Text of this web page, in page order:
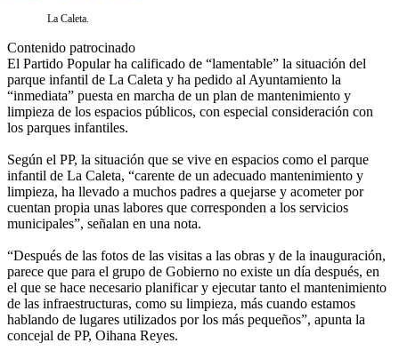
La Caleta.
Contenido patrocinado
El Partido Popular ha calificado de “lamentable” la situación del
parque infantil de La Caleta y ha pedido al Ayuntamiento la
“inmediata” puesta en marcha de un plan de mantenimiento y
limpieza de los espacios públicos, con especial consideración con
los parques infantiles.
Según el PP, la situación que se vive en espacios como el parque
infantil de La Caleta, “carente de un adecuado mantenimiento y
limpieza, ha llevado a muchos padres a quejarse y acometer por
cuentan propia unas labores que corresponden a los servicios
municipales”, señalan en una nota.
“Después de las fotos de las visitas a las obras y de la inauguración,
parece que para el grupo de Gobierno no existe un día después, en
el que se hace necesario planificar y ejecutar tanto el mantenimiento
de las infraestructuras, como su limpieza, más cuando estamos
hablando de lugares utilizados por los más pequeños”, apunta la
concejal de PP, Oihana Reyes.